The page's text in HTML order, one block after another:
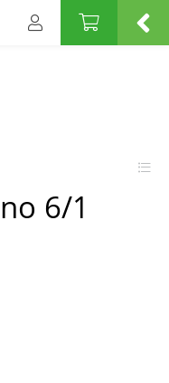
6/1